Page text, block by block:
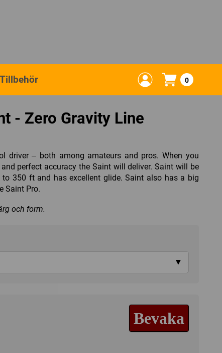
Tillbehör 0
- Zero Gravity Line
driver – both among amateurs and pros. When you
perfect accuracy the Saint will deliver. Saint will be
350 ft and has excellent glide. Saint also has a big
Saint Pro.
och form.
▼
Bevaka